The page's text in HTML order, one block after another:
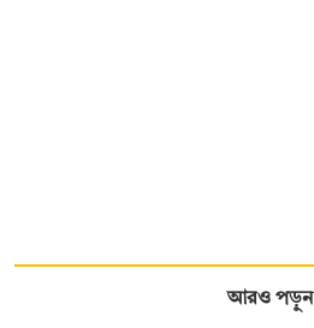
আরও পড়ুন